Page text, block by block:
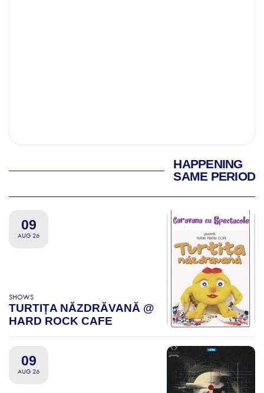
HAPPENING
SAME PERIOD
09
AUG 26
SHOWS
TURTIȚA NĂZDRĂVANĂ @
HARD ROCK CAFE
09
AUG 26